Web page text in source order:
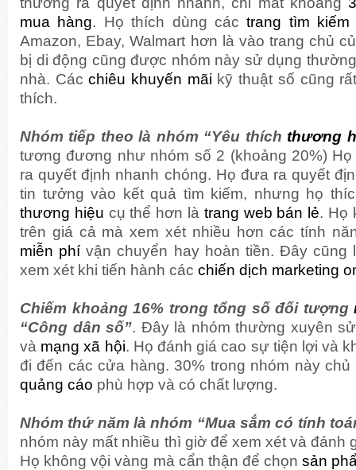
mua hàng. Họ thích dùng cáctrang tìm kiếm
Amazon, Ebay, Walmart hơn là vào trang chủ
bị di động cũng được nhóm này sử dụng
nhà. Cácchiêu khuyến mãi kỹ thuật số cũng
thích.
Nhóm tiếp theo là nhóm “Yêu thíchthương
tương đương như nhóm số 2 (khoảng 20%)
ra quyết định nhanh chóng. Họ đưa ra quyết
tin tưởng vào kết quả tìm kiếm, nhưng họ
thương hiệu cụ thể hơn là trang web bán lẻ. Họ
trên giá cả mà xem xét nhiều hơn các tính
miễn phí vận chuyển hay hoàn tiền. Đây cũng
xem xét khi tiến hành các chiến dịch marketing
Chiếm khoảng 16% trong tổng số đối tượng
“Công dân số”. Đây là nhóm thường xuyên
và mạng xã hội. Họ đánh giá cao sự tiện lợi và
đi đến các cửa hàng. 30% trong nhóm này
quảng cáo phù hợp và có chất lượng.
Nhóm thứ năm là nhóm “Mua sắm có tính
nhóm này mất nhiều thì giờ để xem xét và đánh
Họ không vội vàng mà cẩn thận để chọnsản